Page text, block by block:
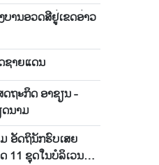
ບານອວດສີຢູ່ເຂດອ່າວ
ຊາຍແດນ
ຖະກິດ ອາຊຽນ -
ນາມ
ອັດຖິນັກຮົບເສຍ
11 ຊຸດໃນບໍລິເວນ